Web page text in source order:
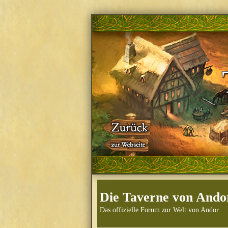
Die Taverne von
Das offizielle Forum zur Welt von Andor